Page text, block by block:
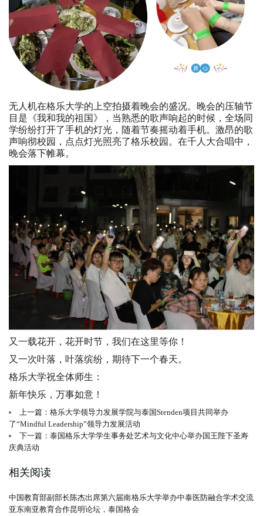
无人机在格乐大学的上空拍摄着晚会的盛况。晚会的压轴节
目是《我和我的祖国》，当熟悉的歌声响起的时候，全场同
学纷纷打开了手机的灯光，随着节奏摇动着手机。激昂的歌
声响彻校园，点点灯光照亮了格乐校园。在千人大合唱中，
晚会落下帷幕。
又一载花开，花开时节，我们在这里等你！
又一次叶落，叶落缤纷，期待下一个春天。
格乐大学祝全体师生：
新年快乐，万事如意！
上一篇：格乐大学领导力发展学院与泰国Stenden项目共同举办
了“Mindful Leadership”领导力发展活动
下一篇：泰国格乐大学学生事务处艺术与文化中心举办国王陛下圣寿
庆典活动
相关阅读
中国教育部副部长陈杰出席第六届南
亚东南亚教育合作昆明论坛，泰国格
格乐大学举办中泰医防融合学术交流
会